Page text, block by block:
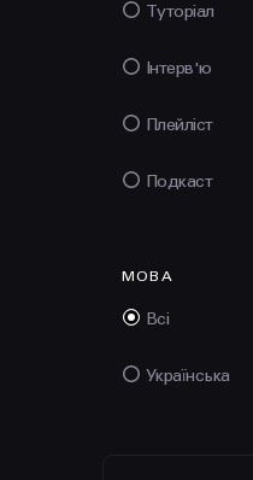
Туторіал
Інтерв'ю
Плейліст
Подкаст
МОВА
Всі
Українська